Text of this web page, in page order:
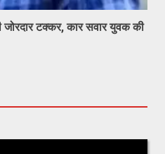
टक्कर, कार सवार युवक की